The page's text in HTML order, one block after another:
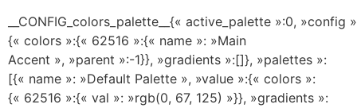
__CONFIG_colors_palette__{« active_palette »:0, »config
{« colors »:{« 62516 »:{« name »: »Main
Accent », »parent »:-1}}, »gradients »:[]}, »palettes »:
[{« name »: »Default Palette », »value »:{« colors »:
{« 62516 »:{« val »: »rgb(0, 67, 125) »}}, »gradients »: